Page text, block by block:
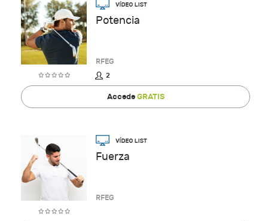
Potencia
RFEG
2
AccedeGRATIS
Fuerza
RFEG